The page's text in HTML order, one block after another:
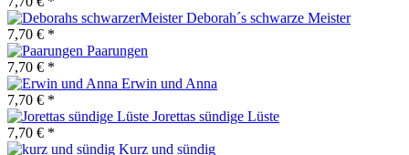
Deborah´s schwarze Meister
7,70 € *
Paarungen
7,70 € *
Erwin und Anna
7,70 € *
Jorettas sündige Lüste
7,70 € *
Kurz und sündig